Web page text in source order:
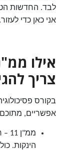
לבד. החדשות
אני כאן כדי לעזור.
אילו
צריך
בקורס
אפשריים,
הינקות.